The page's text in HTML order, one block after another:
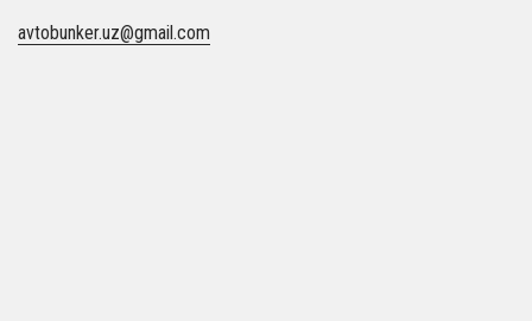
avtobunker.uz@gmail.com